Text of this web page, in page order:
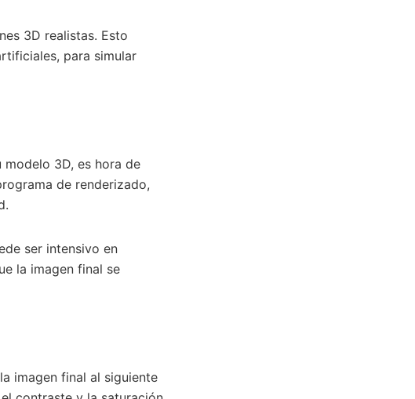
3D realistas. Esto
para simular
3D, es hora de
de renderizado,
ser intensivo en
la imagen final se
imagen final al siguiente